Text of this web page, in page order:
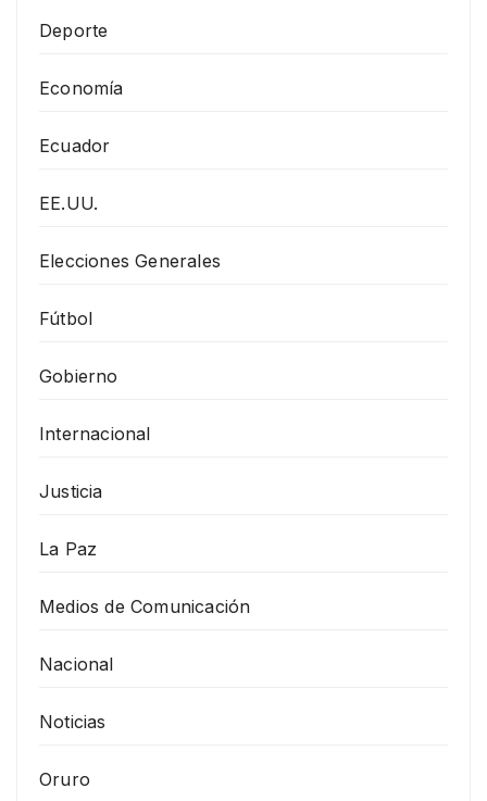
Deporte
Economía
Ecuador
EE.UU.
Elecciones Generales
Fútbol
Gobierno
Internacional
Justicia
La Paz
Medios de Comunicación
Nacional
Noticias
Oruro